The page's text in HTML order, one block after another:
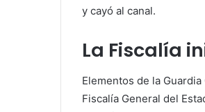
y cayó al canal.
La Fiscalía
Elementos de la
Fiscalía General del